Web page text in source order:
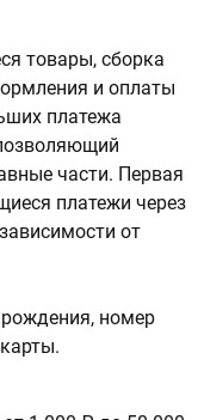
товары, сборка
и оплаты
платежа
части. Первая
платежи через
от
номер